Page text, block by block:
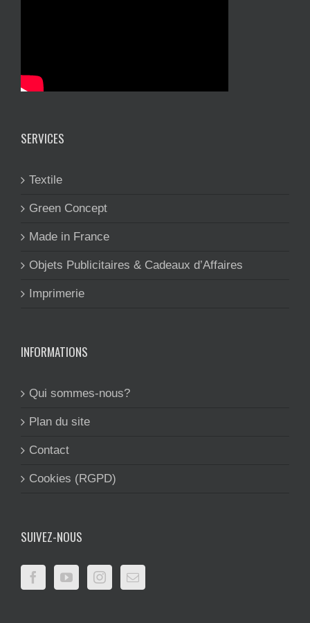
SERVICES
Textile
Green Concept
Made in France
Objets Publicitaires & Cadeaux d’Affaires
Imprimerie
INFORMATIONS
Qui sommes-nous?
Plan du site
Contact
Cookies (RGPD)
SUIVEZ-NOUS